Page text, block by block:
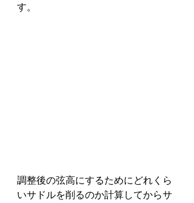
す。
調整後の弦高にするためにどれくら
いサドルを削るのか計算してからサ